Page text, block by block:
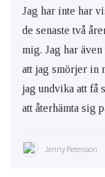
Jag har inte har
de senaste två
mig. Jag har
att jag smörjer in
jag undvika att få
att återhämta sig
Jenny Petersson